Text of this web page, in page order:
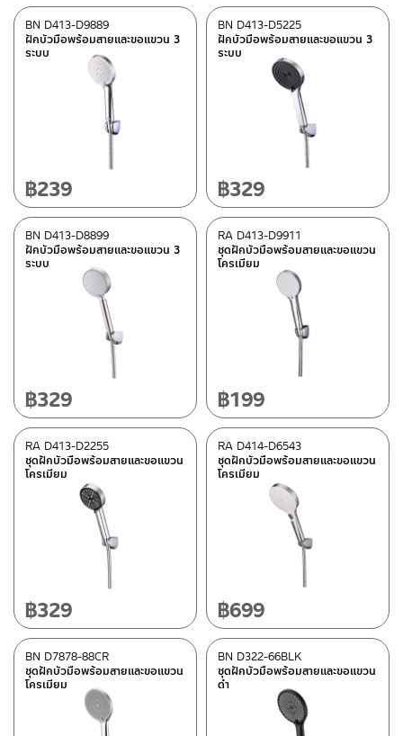
Color
Stainless steel MATT
Shiny chrome
(3)
Type
BEN-fittings(13)
Rasland-fittings
REVERSE COLLECTION
Status
New Arrival สินค้าใหม่ ปี 2026
(1)
Normal stock level
Clearance sale
ฝักบัวมือพร้อมสายและขอแขวน 3
ระบบ
BN D413-D9889
฿239
ฝักบัวมือพร้อมสายและขอแขวน 3
ระบบ
BN D413-D5225
฿329
ฝักบัวมือพร้อมสายและขอแขวน 3
ระบบ
BN D413-D8899
฿329
ชุดฝักบัวมือพร้อมสายและขอแขวน
โครเมียม
RA D413-D9911
฿199
ชุดฝักบัวมือพร้อมสายและขอแขวน
โครเมียม
RA D413-D2255
฿329
ชุดฝักบัวมือพร้อมสายและขอแขวน
โครเมียม
RA D414-D6543
฿699
ชุดฝักบัวมือพร้อมสายและขอแขวน
โครเมียม
BN D7878-88CR
ชุดฝักบัวมือพร้อมสายและขอแขวน
ดำ
BN D322-66BLK